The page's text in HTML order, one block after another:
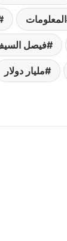
المعلومات
فيصل
مليار دولار